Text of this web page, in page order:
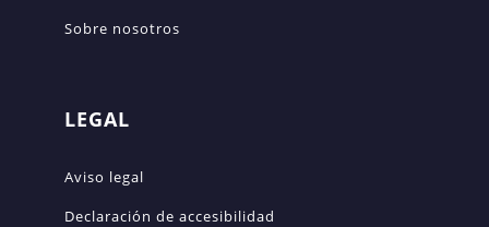
Sobre nosotros
LEGAL
Aviso legal
Declaración de accesibilidad